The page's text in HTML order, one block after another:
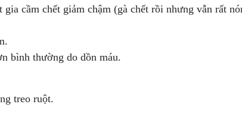
cầm chết giảm chậm (gà chết rồi nhưng vẫn rất
bình thường do dồn máu.
treo ruột.